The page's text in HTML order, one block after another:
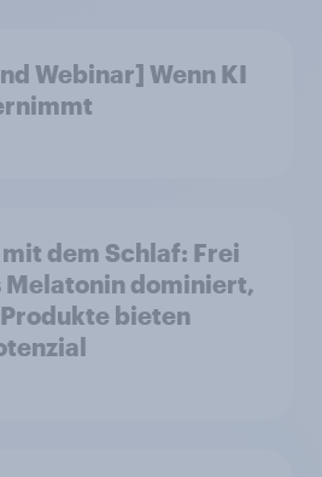
Webinar] Wenn KI
dem Schlaf: Frei
dominiert,
bieten